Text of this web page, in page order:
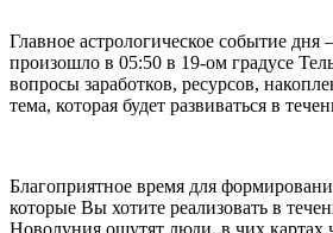
Главное астрологическое событие дня
произошло в 05:50 в 19-ом градусе
вопросы заработков, ресурсов,
тема, которая будет развиваться в
Благоприятное время для
которые Вы хотите реализовать в
Новолуния ощутят люди, в чих картах